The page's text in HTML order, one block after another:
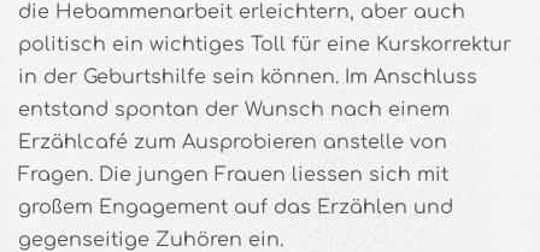
die Hebammenarbeit erleichtern, aber auch
politisch ein wichtiges Toll für eine Kurskorrektur
in der Geburtshilfe sein können. Im Anschluss
entstand spontan der Wunsch nach einem
Erzählcafé zum Ausprobieren anstelle von
Fragen. Die jungen Frauen liessen sich mit
großem Engagement auf das Erzählen und
gegenseitige Zuhören ein.